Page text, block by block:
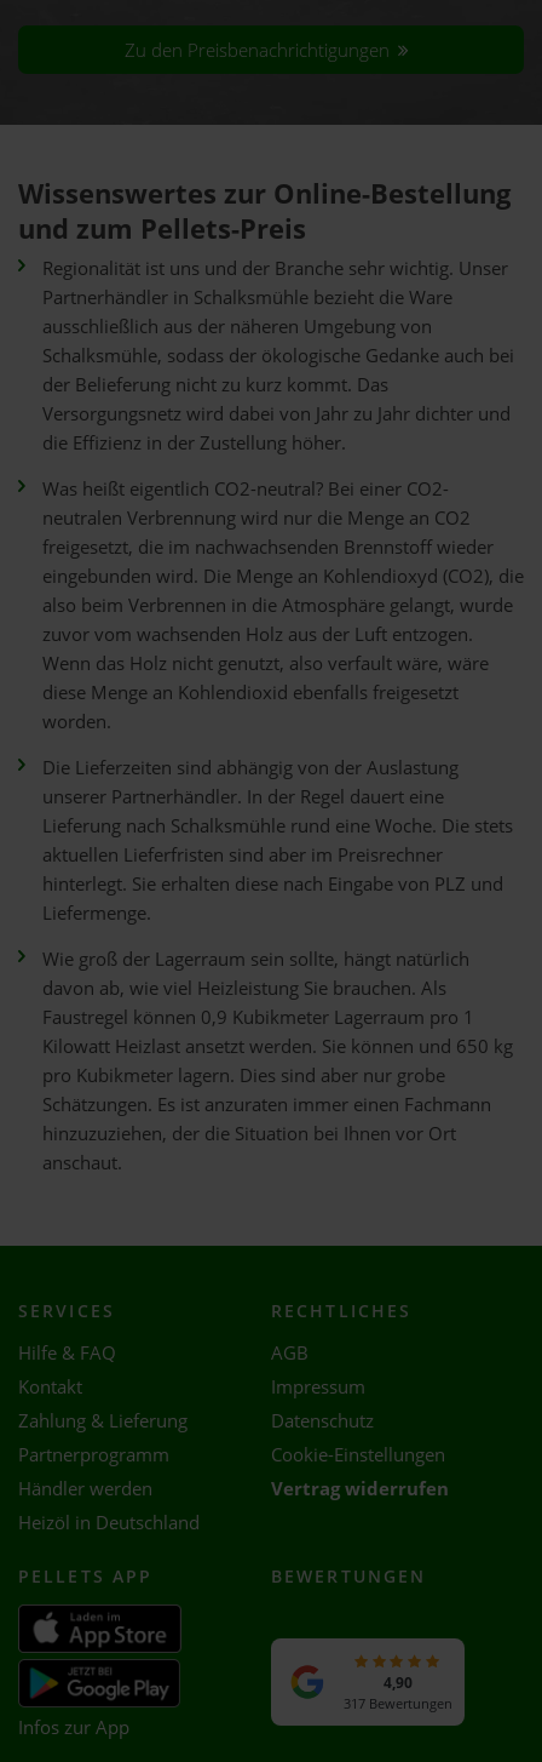
Zu den Preisbenachrichtigungen
Wissenswertes zur Online-Bestellung
und zum Pellets-Preis
Regionalität ist uns und der Branche sehr wichtig. Unser
Partnerhändler in Schalksmühle bezieht die Ware
ausschließlich aus der näheren Umgebung von
Schalksmühle, sodass der ökologische Gedanke auch bei
der Belieferung nicht zu kurz kommt. Das
Versorgungsnetz wird dabei von Jahr zu Jahr dichter und
die Effizienz in der Zustellung höher.
Was heißt eigentlich CO2-neutral? Bei einer CO2-
neutralen Verbrennung wird nur die Menge an CO2
freigesetzt, die im nachwachsenden Brennstoff wieder
eingebunden wird. Die Menge an Kohlendioxyd (CO2), die
also beim Verbrennen in die Atmosphäre gelangt, wurde
zuvor vom wachsenden Holz aus der Luft entzogen.
Wenn das Holz nicht genutzt, also verfault wäre, wäre
diese Menge an Kohlendioxid ebenfalls freigesetzt
worden.
Die Lieferzeiten sind abhängig von der Auslastung
unserer Partnerhändler. In der Regel dauert eine
Lieferung nach Schalksmühle rund eine Woche. Die stets
aktuellen Lieferfristen sind aber im Preisrechner
hinterlegt. Sie erhalten diese nach Eingabe von PLZ und
Liefermenge.
Wie groß der Lagerraum sein sollte, hängt natürlich
davon ab, wie viel Heizleistung Sie brauchen. Als
Faustregel können 0,9 Kubikmeter Lagerraum pro 1
Kilowatt Heizlast ansetzt werden. Sie können und 650 kg
pro Kubikmeter lagern. Dies sind aber nur grobe
Schätzungen. Es ist anzuraten immer einen Fachmann
hinzuzuziehen, der die Situation bei Ihnen vor Ort
anschaut.
SERVICES
Hilfe & FAQ
Kontakt
Zahlung & Lieferung
Partnerprogramm
Händler werden
Heizöl in Deutschland
RECHTLICHES
AGB
Impressum
Datenschutz
Cookie-Einstellungen
Vertrag widerrufen
PELLETS APP
Infos zur App
BEWERTUNGEN
4,90
317 Bewertungen